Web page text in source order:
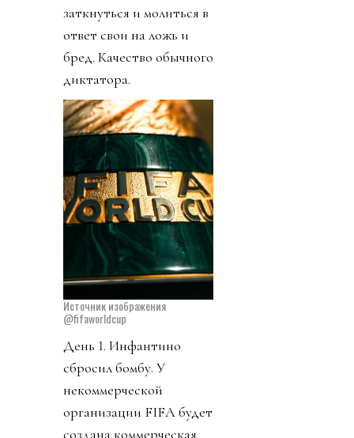
заткнуться и молиться в
ответ свои на ложь и
бред. Качество обычного
диктатора.
Источник изображения
@fifaworldcup
День 1. Инфантино
сбросил бомбу. У
некоммерческой
организации FIFA будет
создана коммерческая